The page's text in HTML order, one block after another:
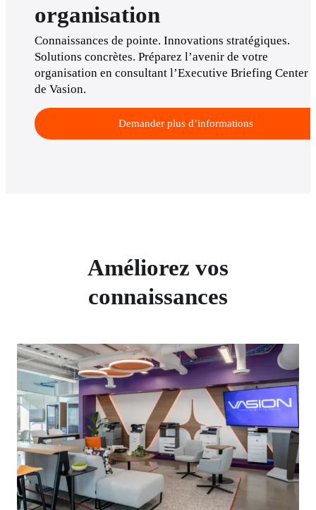
organisation
Connaissances de pointe. Innovations stratégiques.
Solutions concrètes. Préparez l’avenir de votre
organisation en consultant l’Executive Briefing Center
de Vasion.
Demander plus d’informations
Améliorez vos
connaissances